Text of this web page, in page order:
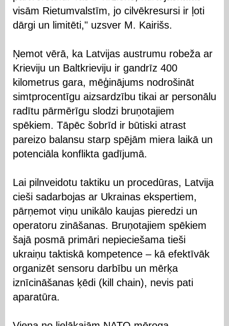
visām Rietumvalstīm, jo cilvēkresursi ir ļoti
dārgi un limitēti," uzsver M. Kairišs.
Ņemot vērā, ka Latvijas austrumu robeža ar
Krieviju un Baltkrieviju ir gandrīz 400
kilometrus gara, mēģinājums nodrošināt
simtprocentīgu aizsardzību tikai ar personālu
radītu pārmērīgu slodzi bruņotajiem
spēkiem. Tāpēc šobrīd ir būtiski atrast
pareizo balansu starp spējām miera laikā un
potenciāla konflikta gadījumā.
Lai pilnveidotu taktiku un procedūras, Latvija
cieši sadarbojas ar Ukrainas ekspertiem,
pārņemot viņu unikālo kaujas pieredzi un
operatoru zināšanas. Bruņotajiem spēkiem
šajā posmā primāri nepieciešama tieši
ukraiņu taktiskā kompetence – kā efektīvāk
organizēt sensoru darbību un mērķa
iznīcināšanas ķēdi (kill chain), nevis pati
aparatūra.